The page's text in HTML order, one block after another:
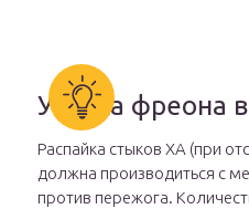
Утечка фреона
Распайка стыков ХА (при
должна производиться с
против пережога.